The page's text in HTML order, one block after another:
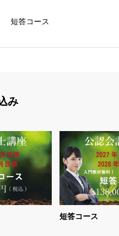
短答コース
み
短答コース